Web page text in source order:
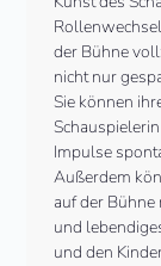
der Bühne
nicht nur
Sie können
Impulse
Außerdem
auf der Bühne
und
und den